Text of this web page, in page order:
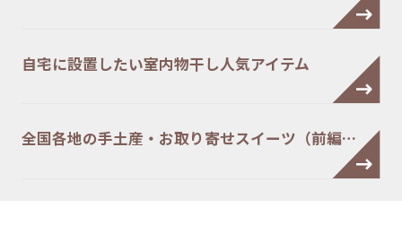
自宅に設置したい室内物干し人気アイテム
全国各地の手土産・お取り寄せスイーツ（前編…